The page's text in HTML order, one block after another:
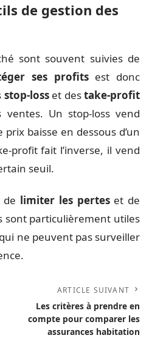
de gestion des
sont souvent suivies de
ses profitsest donc
stop-losset destake-profit
Un stop-loss vend
baisse en dessous d’un
profit fait l’inverse, il vend
seuil.
de limiter les perteset de
sont particulièrement utiles
ne peuvent pas surveiller
ARTICLE SUIVANT
Les critères à prendre en
compte pour comparer les
assurances habitation